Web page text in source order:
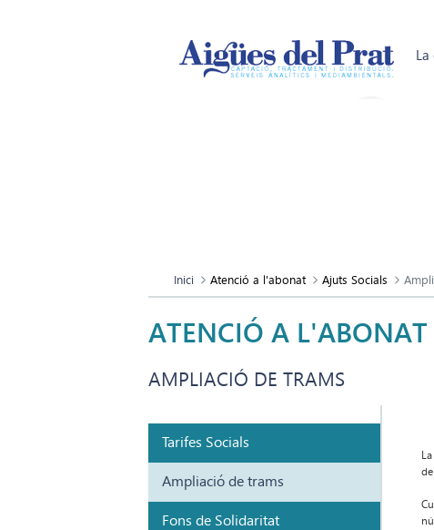
Inici Atenció a l'abonat Ajuts Socials
ATENCIÓ A L'ABONAT
AMPLIACIÓ DE TRAMS
Tarifes Socials
Ampliació de trams
Fons de Solidaritat